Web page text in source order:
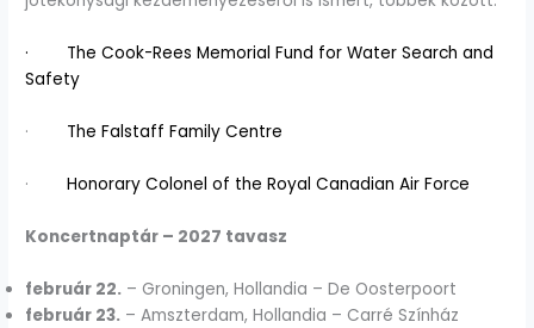
· The Cook-Rees Memorial Fund for Water Search and
Safety
· The Falstaff Family Centre
·Honorary Colonel of the Royal Canadian Air Force
Koncertnaptár – 2027 tavasz
február 22. – Groningen, Hollandia – De Oosterpoort
február 23. – Amszterdam, Hollandia – Carré Színház